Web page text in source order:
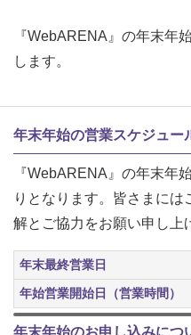
『WebARENA』の年末年
します。
年末年始の営業スケジュー
『WebARENA』の年末年
りとなります。皆さまに
解とご協力をお願い申し上
年末最終営業日
年始営業開始日（営業時間）
年末年始のお申し込みにつ